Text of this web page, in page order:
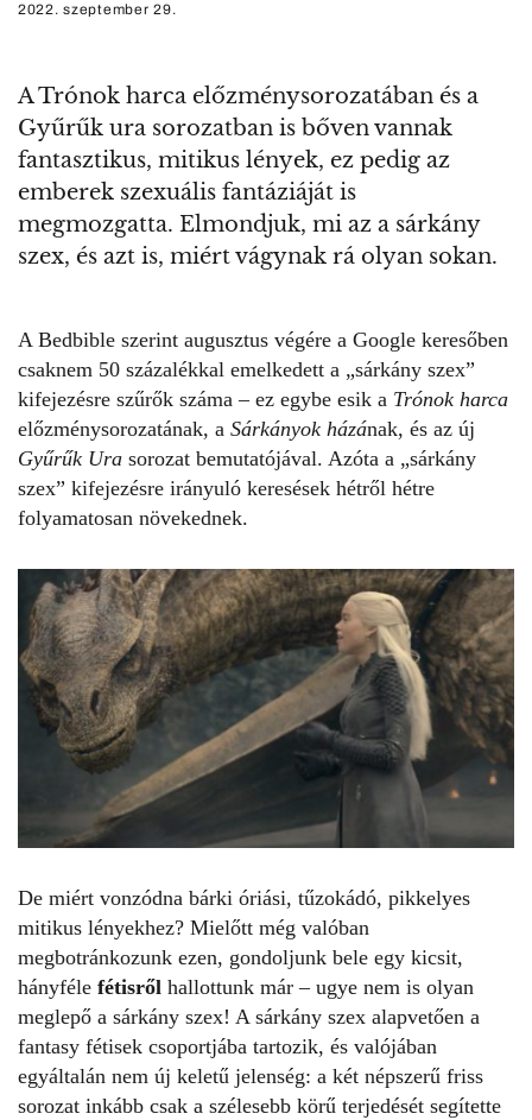
2022. szeptember 29.
A Trónok harca előzménysorozatában és a
Gyűrűk ura sorozatban is bőven vannak
fantasztikus, mitikus lények, ez pedig az
emberek szexuális fantáziáját is
megmozgatta. Elmondjuk, mi az a sárkány
szex, és azt is, miért vágynak rá olyan sokan.
A Bedbible szerint augusztus végére a Google keresőben
csaknem 50 százalékkal emelkedett a „sárkány szex”
kifejezésre szűrők száma – ez egybe esik a Trónok harca
előzménysorozatának, a Sárkányok házának, és az új
Gyűrűk Ura sorozat bemutatójával. Azóta a „sárkány
szex” kifejezésre irányuló keresések hétről hétre
folyamatosan növekednek.
De miért vonzódna bárki óriási, tűzokádó, pikkelyes
mitikus lényekhez? Mielőtt még valóban
megbotránkozunk ezen, gondoljunk bele egy kicsit,
hányféle fétisről hallottunk már – ugye nem is olyan
meglepő a sárkány szex! A sárkány szex alapvetően a
fantasy fétisek csoportjába tartozik, és valójában
egyáltalán nem új keletű jelenség: a két népszerű friss
sorozat inkább csak a szélesebb körű terjedését segítette